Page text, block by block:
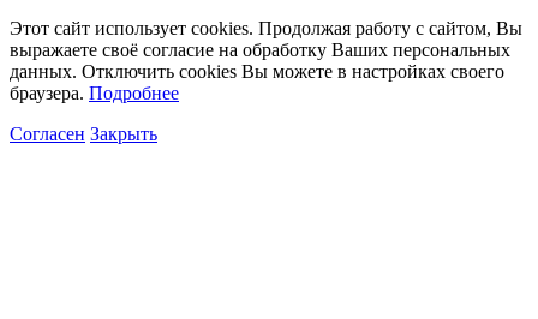
Этот сайт использует cookies. Продолжая работу с сайтом, Вы
выражаете своё согласие на обработку Ваших персональных
данных. Отключить cookies Вы можете в настройках своего
браузера. Подробнее
Согласен Закрыть